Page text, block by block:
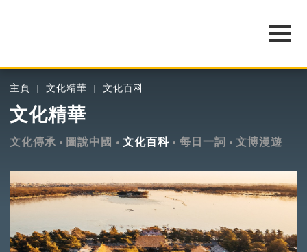
主頁 文化精華 文化百科
文化精華
文化傳承 圖說中國 文化百科 每日一詞 文博漫遊